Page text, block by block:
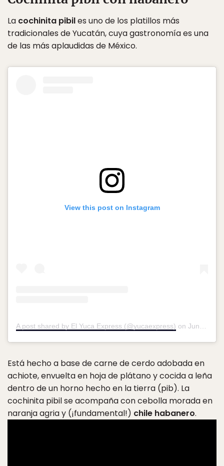
La cochinita pibiles uno de los platillos más
tradicionales de Yucatán, cuya gastronomía es una
de las más aplaudidas de México.
View this post on Instagram
A post shared by El Yuca Express (@yucaexpress) on Jun 16, 2019 at 5:48am PDT
Está hecho a base de carne de cerdo adobada en
achiote, envuelta en hoja de plátano y cocida a leña
dentro de un horno hecho en la tierra (pib). ​La
cochinita pibil se acompaña con cebolla morada en
naranja agria y (¡fundamental!) chile habanero.